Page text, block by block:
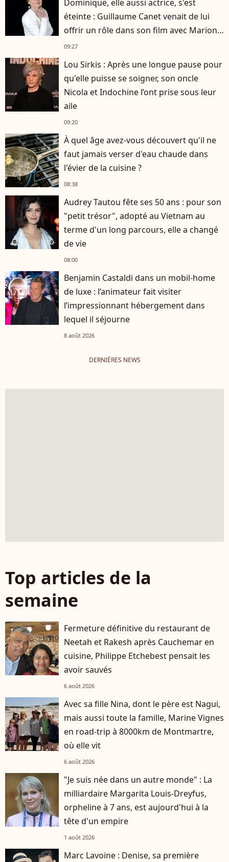
Dominique, elle aussi actrice, s'est
éteinte : Guillaume Canet venait de lui
offrir un rôle dans son film avec Marion
Cotillard
09:27
Lou Sirkis : Après une longue pause pour
qu'elle puisse se soigner, son oncle
Nicola et Indochine l’ont prise sous leur
aile
09:20
À quel âge avez-vous découvert qu'il ne
faut jamais verser d'eau chaude dans
l'évier de la cuisine ?
08:38
Audrey Tautou fête ses 50 ans : pour son
"petit trésor", adopté au Vietnam au
terme d'un long parcours, elle a changé
de vie
08:00
Benjamin Castaldi dans un mobil-home
de luxe : l’animateur fait visiter
l’impressionnant hébergement dans
lequel il séjourne
8 août 2026
DERNIÈRES NEWS
Top articles de la
semaine
Fermeture définitive du restaurant de
Neetah et Rakesh après Cauchemar en
cuisine, Philippe Etchebest pensait les
avoir sauvés
6 août 2026
Avec sa fille Nina, dont le père est Nagui,
mais aussi toute la famille, Marine Vignes
en road-trip à 8000km de Montmartre,
où elle vit
6 août 2026
"Je suis née dans un autre monde" : La
milliardaire Margarita Louis-Dreyfus,
orpheline à 7 ans, est aujourd'hui à la
tête d'un empire
1 août 2026
Marc Lavoine : Denise, sa première